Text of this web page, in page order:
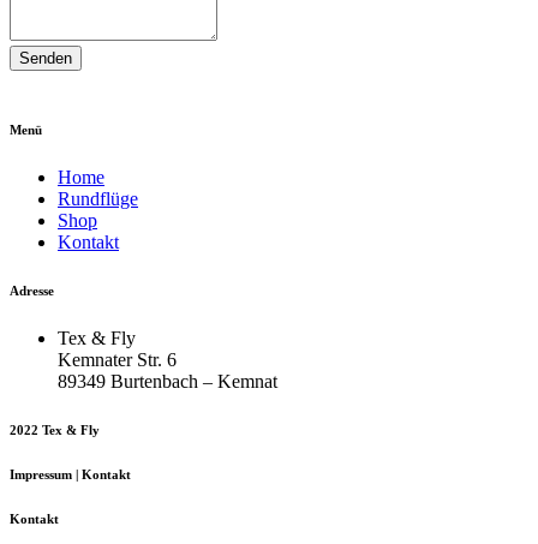
Senden
Menü
Home
Rundflüge
Shop
Kontakt
Adresse
Tex & Fly
Kemnater Str. 6
89349 Burtenbach – Kemnat
2022 Tex & Fly
Impressum | Kontakt
Kontakt